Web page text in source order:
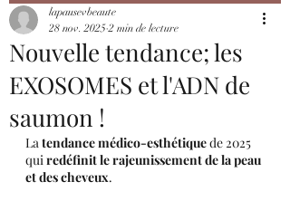
Nouvelle tendance; les
EXOSOMES et l'ADN de
saumon !
lapausevbeaute
28 nov. 2025 2 min de lecture
La tendance médico-esthétique de 2025
qui redéfinit le rajeunissement de la peau
et des cheveux.